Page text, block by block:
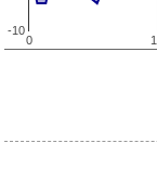
0
-10